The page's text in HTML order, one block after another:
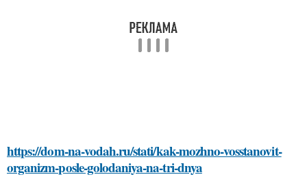
https://dom-na-vodah.ru/stati/kak-mozhno-vosstanovit-
organizm-posle-golodaniya-na-tri-dnya